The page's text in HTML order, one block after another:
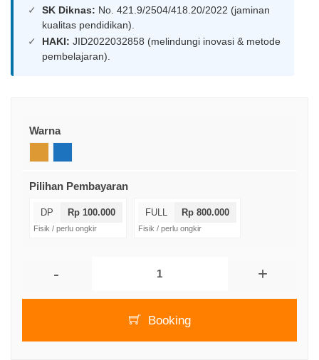
SK Diknas: No. 421.9/2504/418.20/2022 (jaminan
kualitas pendidikan).
HAKI: JID2022032858 (melindungi inovasi & metode
pembelajaran).
Warna
Pilihan Pembayaran
DP Rp 100.000
Fisik / perlu ongkir
FULL Rp 800.000
Fisik / perlu ongkir
- +
Booking